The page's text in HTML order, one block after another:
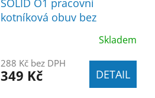
kotníková obuv bez
Skladem
288 Kč bez DPH
349 Kč DETAIL